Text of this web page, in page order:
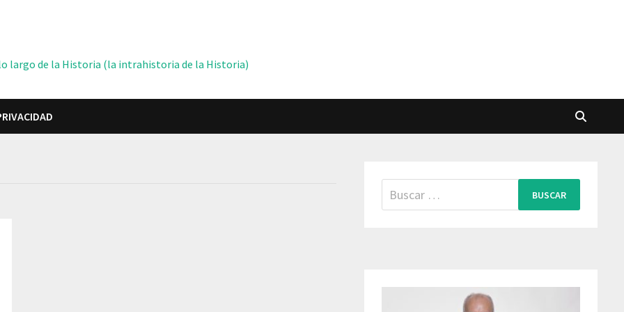
lo largo de la Historia (la intrahistoria de la Historia)
Buscar: